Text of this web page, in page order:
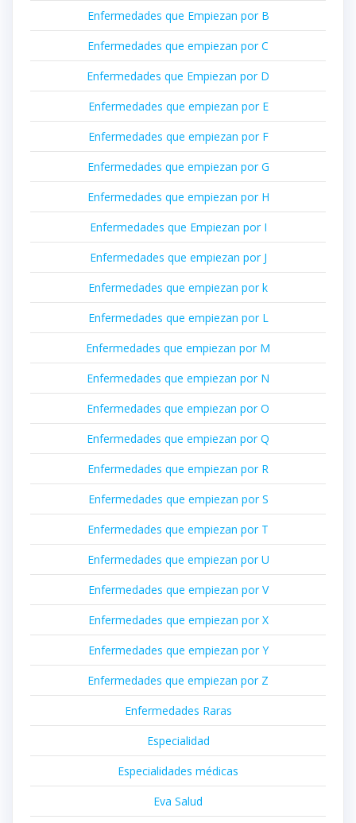
Enfermedades que Empiezan por B
Enfermedades que empiezan por C
Enfermedades que Empiezan por D
Enfermedades que empiezan por E
Enfermedades que empiezan por F
Enfermedades que empiezan por G
Enfermedades que empiezan por H
Enfermedades que Empiezan por I
Enfermedades que empiezan por J
Enfermedades que empiezan por k
Enfermedades que empiezan por L
Enfermedades que empiezan por M
Enfermedades que empiezan por N
Enfermedades que empiezan por O
Enfermedades que empiezan por Q
Enfermedades que empiezan por R
Enfermedades que empiezan por S
Enfermedades que empiezan por T
Enfermedades que empiezan por U
Enfermedades que empiezan por V
Enfermedades que empiezan por X
Enfermedades que empiezan por Y
Enfermedades que empiezan por Z
Enfermedades Raras
Especialidad
Especialidades médicas
Eva Salud